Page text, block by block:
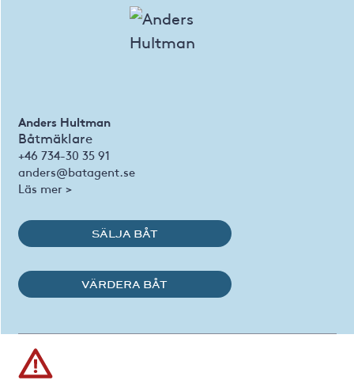
Anders Hultman
Båtmäklare
+46 734-30 35 91
anders@batagent.se
Läs mer >
SÄLJA BÅT
VÄRDERA BÅT